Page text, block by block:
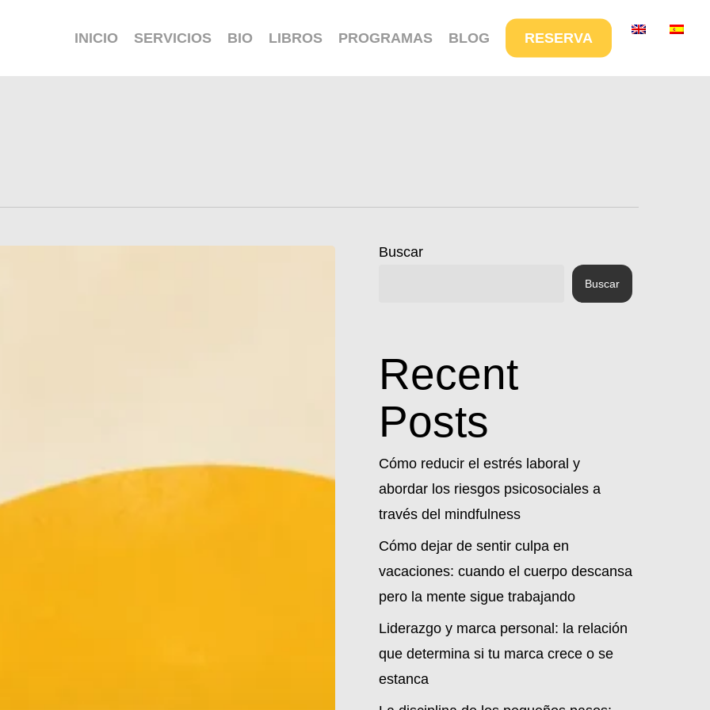
INICIO SERVICIOS BIO LIBROS PROGRAMAS BLOG RESERVA
Buscar
Buscar
Recent
Posts
Cómo reducir el estrés laboral y
abordar los riesgos psicosociales a
través del mindfulness
Cómo dejar de sentir culpa en
vacaciones: cuando el cuerpo descansa
pero la mente sigue trabajando
Liderazgo y marca personal: la relación
que determina si tu marca crece o se
estanca